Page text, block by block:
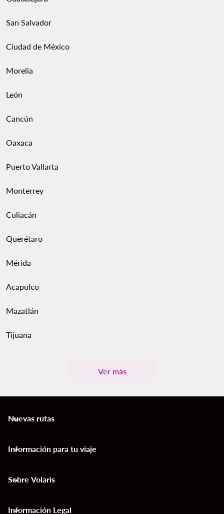
San Salvador
Ciudad de México
Morelia
León
Cancún
Oaxaca
Puerto Vallarta
Monterrey
Culiacán
Querétaro
Mérida
Acapulco
Mazatlán
Tijuana
Ver más
Nuevas rutas
keyboard_arrow_down
Información para tu viaje
keyboard_arrow_down
Sobre Volaris
keyboard_arrow_down
Información Legal
keyboard_arrow_down